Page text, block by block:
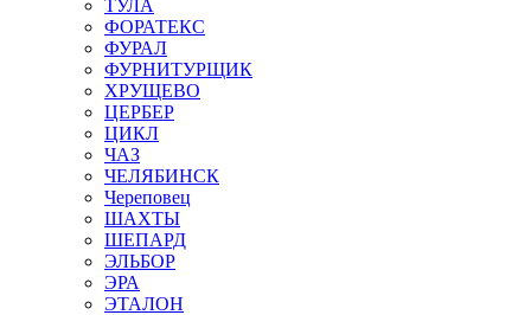
ТУЛА
ФОРАТЕКС
ФУРАЛ
ФУРНИТУРЩИК
ХРУЩЕВО
ЦЕРБЕР
ЦИКЛ
ЧАЗ
ЧЕЛЯБИНСК
Череповец
ШАХТЫ
ШЕПАРД
ЭЛЬБОР
ЭРА
ЭТАЛОН